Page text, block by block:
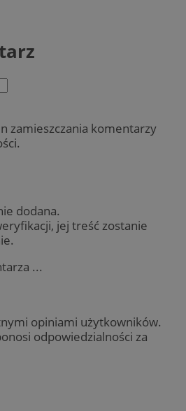
zamieszczania komentarzy
dodana.
jej treść zostanie
...
opiniami użytkowników.
odpowiedzialności za